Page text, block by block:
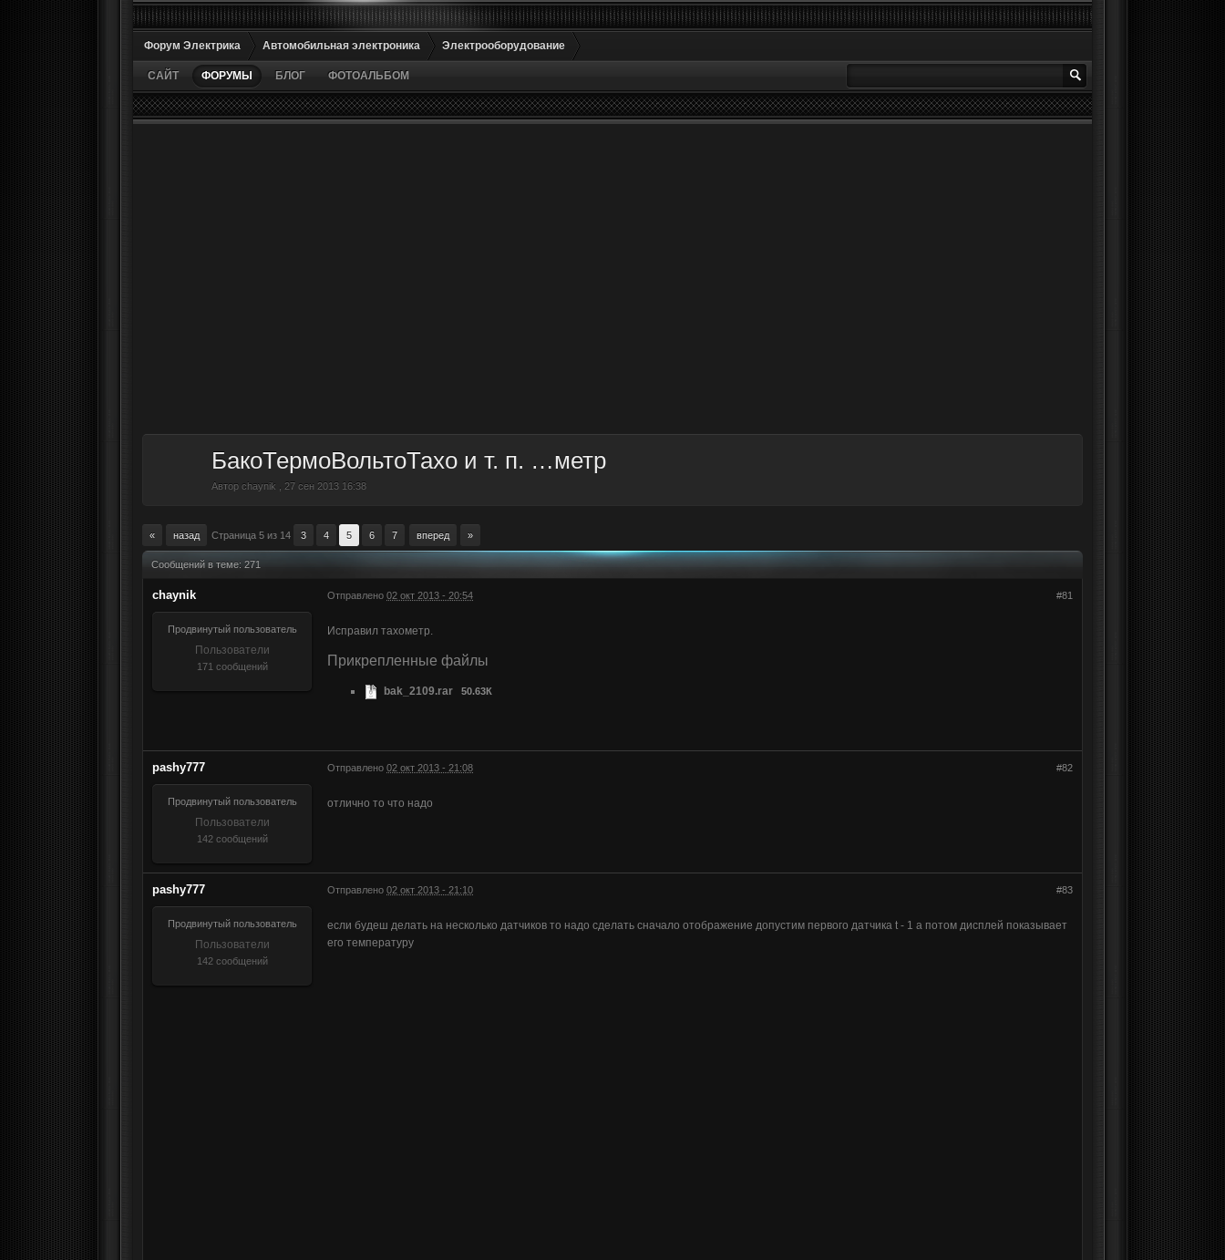
Форум Электрика Автомобильная электроника Электрооборудование
САЙТ ФОРУМЫ БЛОГ ФОТОАЛЬБОМ
БакоТермоВольтоТахо и т. п. …метр
Авторchaynik ,27 сен 2013 16:38
« назад Страница 5 из 14 3 4 5 6 7 вперед »
Сообщений в теме: 271
#81
chaynik Отправлено02 окт 2013 - 20:54
Продвинутый пользователь
Пользователи
171 сообщений
Исправил тахометр.
Прикрепленные файлы
bak_2109.rar 50.63К
#82
pashy777 Отправлено02 окт 2013 - 21:08
Продвинутый пользователь
Пользователи
142 сообщений
отлично то что надо
#83
pashy777 Отправлено02 окт 2013 - 21:10
Продвинутый пользователь
Пользователи
142 сообщений
если будеш делать на несколько датчиков то надо сделать сначало отображение допустим первого датчика t - 1 а потом дисплей показывает
его температуру